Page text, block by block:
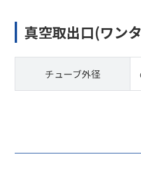
真空取出口(ワン
チューブ外径